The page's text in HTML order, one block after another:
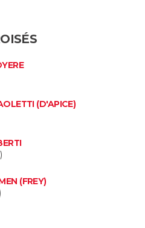
(D'APICE)
(FREY)